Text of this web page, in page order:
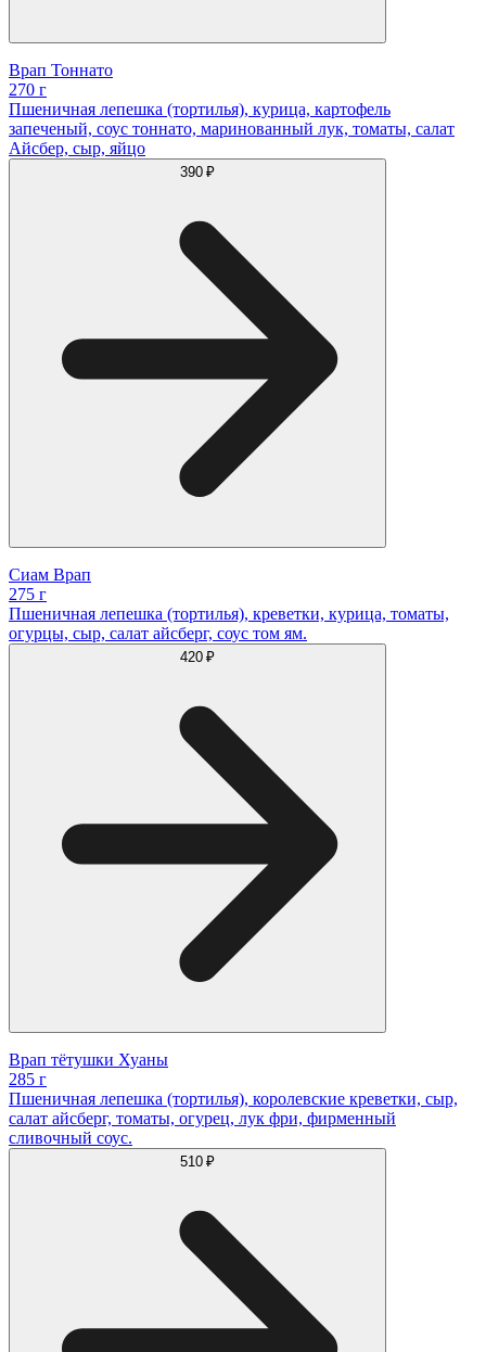
Врап Тоннато
270 г
Пшеничная лепешка (тортилья), курица, картофель
запеченый, соус тоннато, маринованный лук, томаты, салат
Айсбер, сыр, яйцо
390 ₽
Сиам Врап
275 г
Пшеничная лепешка (тортилья), креветки, курица, томаты,
огурцы, сыр, салат айсберг, соус том ям.
420 ₽
Врап тётушки Хуаны
285 г
Пшеничная лепешка (тортилья), королевские креветки, сыр,
салат айсберг, томаты, огурец, лук фри, фирменный
сливочный соус.
510 ₽